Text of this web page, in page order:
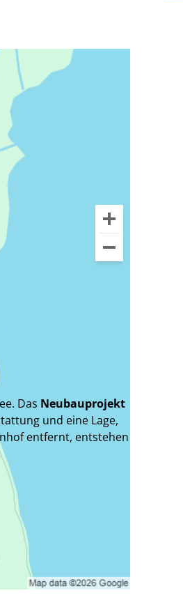
Das Neubauprojekt
und eine Lage,
entfernt, entstehen
Lebensstile
Seetalstrasse 50 in
- wir